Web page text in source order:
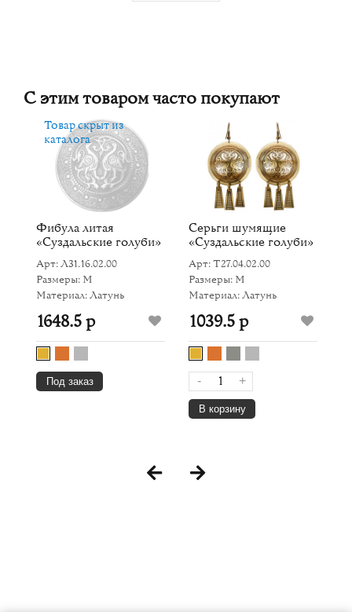
С этим товаром часто покупают
Товар скрыт из
каталога
Фибула литая
«Суздальские голуби»
Арт: Л31.16.02.00
Размеры: M
Материал: Латунь
1648.5 р
Под заказ
Серьги шумящие
«Суздальские голуби»
Арт: Т27.04.02.00
Размеры: M
Материал: Латунь
1039.5 р
- +
В корзину